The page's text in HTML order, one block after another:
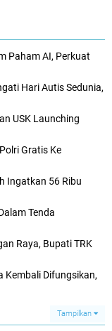
Paham AI, Perkuat
Hari Autis Sedunia,
USK Launching
Gratis Ke
Ingatkan 56 Ribu
Tenda
Raya, Bupati TRK
Kembali Difungsikan,
Tampilkan